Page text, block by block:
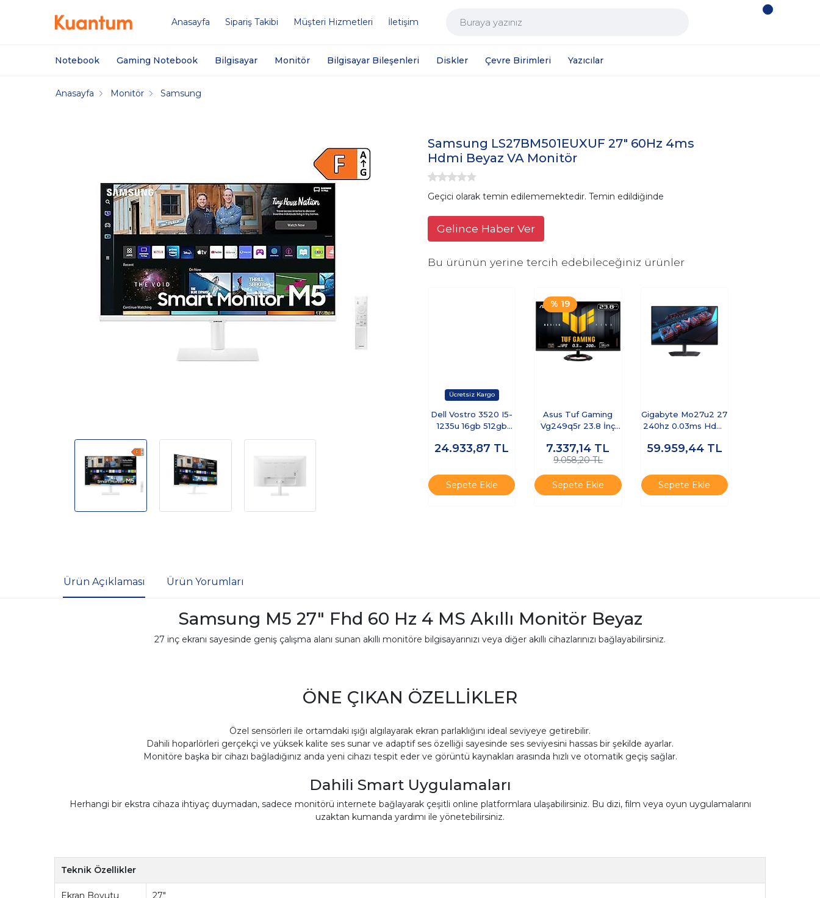
Anasayfa Sipariş Takibi Müşteri Hizmetleri İletişim
Notebook Gaming Notebook Bilgisayar Monitör Bilgisayar Bileşenleri Diskler Çevre Birimleri Yazıcılar
Anasayfa Monitör Samsung
Samsung LS27BM501EUXUF 27" 60Hz 4ms
Hdmi Beyaz VA Monitör
Geçici olarak temin edilememektedir. Temin edildiğinde
Gelince Haber Ver
Bu ürünün yerine tercih edebileceğiniz ürünler
Dell Vostro 3520 I5-
1235u 16gb 512gb
Freedos
24.933,87 TL
Sepete Ekle
% 19
Asus Tuf Gaming
Vg249q5r 23.8 İnç
Adaptive Sy
7.337,14 TL
9.058,20 TL
Sepete Ekle
Gigabyte Mo27u2 27
240hz 0.03ms Hdmı
Freesync
59.959,44 TL
Sepete Ekle
Ürün Açıklaması Ürün Yorumları
Samsung M5 27" Fhd 60 Hz 4 MS Akıllı Monitör Beyaz
27 inç ekranı sayesinde geniş çalışma alanı sunan akıllı monitöre bilgisayarınızı veya diğer akıllı cihazlarınızı bağlayabilirsiniz.
ÖNE ÇIKAN ÖZELLİKLER
Özel sensörleri ile ortamdaki ışığı algılayarak ekran parlaklığını ideal seviyeye getirebilir.
Dahili hoparlörleri gerçekçi ve yüksek kalite ses sunar ve adaptif ses özelliği sayesinde ses seviyesini hassas bir şekilde ayarlar.
Monitöre başka bir cihazı bağladığınız anda yeni cihazı tespit eder ve görüntü kaynakları arasında hızlı ve otomatik geçiş sağlar.
Dahili Smart Uygulamaları
Herhangi bir ekstra cihaza ihtiyaç duymadan, sadece monitörü internete bağlayarak çeşitli online platformlara ulaşabilirsiniz. Bu dizi, film veya oyun uygulamalarını
uzaktan kumanda yardımı ile yönetebilirsiniz.
Teknik Özellikler